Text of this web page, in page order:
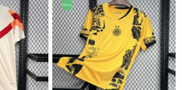
Oferta!